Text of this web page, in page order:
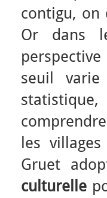
contigu, on
Or dans
seuil
les
Gruet
culturelle